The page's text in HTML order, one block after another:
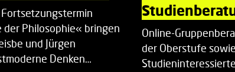
der Philosophie« bringen
und Jürgen
Denken…
Online-
der Oberstufe